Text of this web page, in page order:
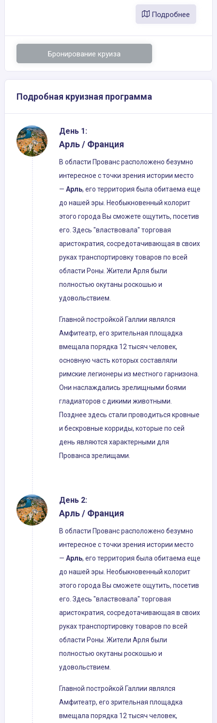
Подробнее
Бронирование круиза
Подробная круизная программа
День 1:
Арль / Франция
В области Прованс расположено безумно
интересное с точки зрения истории место
— Арль, его территория была обитаема еще
до нашей эры. Необыкновенный колорит
этого города Вы сможете ощутить, посетив
его. Здесь "властвовала" торговая
аристократия, сосредотачивающая в своих
руках транспортировку товаров по всей
области Роны. Жители Арля были
полностью окутаны роскошью и
удовольствием.
Главной постройкой Галлии являлся
Амфитеатр, его зрительная площадка
вмещала порядка 12 тысяч человек,
основную часть которых составляли
римские легионеры из местного гарнизона.
Они наслаждались зрелищными боями
гладиаторов с дикими животными.
Позднее здесь стали проводиться кровные
и бескровные корриды, которые по сей
день являются характерными для
Прованса зрелищами.
День 2:
Арль / Франция
В области Прованс расположено безумно
интересное с точки зрения истории место
— Арль, его территория была обитаема еще
до нашей эры. Необыкновенный колорит
этого города Вы сможете ощутить, посетив
его. Здесь "властвовала" торговая
аристократия, сосредотачивающая в своих
руках транспортировку товаров по всей
области Роны. Жители Арля были
полностью окутаны роскошью и
удовольствием.
Главной постройкой Галлии являлся
Амфитеатр, его зрительная площадка
вмещала порядка 12 тысяч человек,